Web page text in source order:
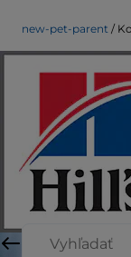
new-pet-parent
Nový rodič
Autor
|
Október 01,